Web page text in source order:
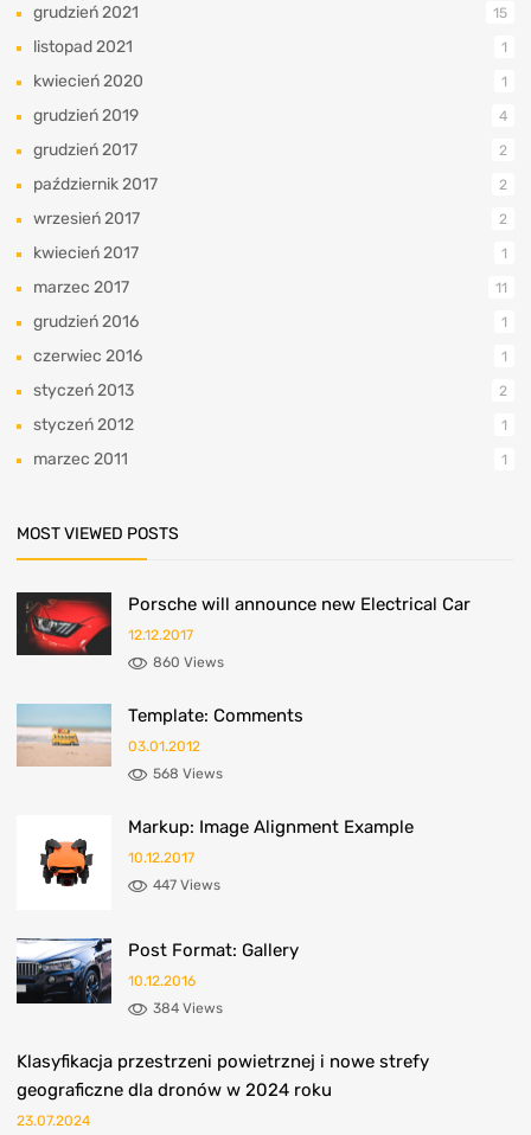
grudzień 2021 15
listopad 2021 1
kwiecień 2020 1
grudzień 2019 4
grudzień 2017 2
październik 2017 2
wrzesień 2017 2
kwiecień 2017 1
marzec 2017 11
grudzień 2016 1
czerwiec 2016 1
styczeń 2013 2
styczeń 2012 1
marzec 2011 1
MOST VIEWED POSTS
Porsche will announce new Electrical Car
12.12.2017
860 Views
Template: Comments
03.01.2012
568 Views
Markup: Image Alignment Example
10.12.2017
447 Views
Post Format: Gallery
10.12.2016
384 Views
Klasyfikacja przestrzeni powietrznej i nowe strefy
geograficzne dla dronów w 2024 roku
23.07.2024